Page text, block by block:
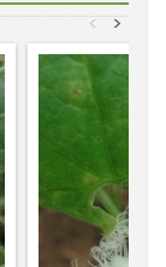
>
<